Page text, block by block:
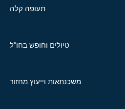
תעופה קלה
טיולים וחופש בחו"ל
משכנתאות וייעוץ מחזור